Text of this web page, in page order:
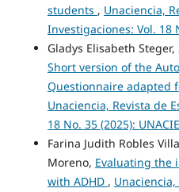
students , Unaciencia,
Investigaciones: Vol. 18
Gladys Elisabeth
Short version of the
Questionnaire adapted
Unaciencia, Revista de
18 No. 35 (2025):
Farina Judith Robles
Moreno, Evaluating the
with ADHD ,